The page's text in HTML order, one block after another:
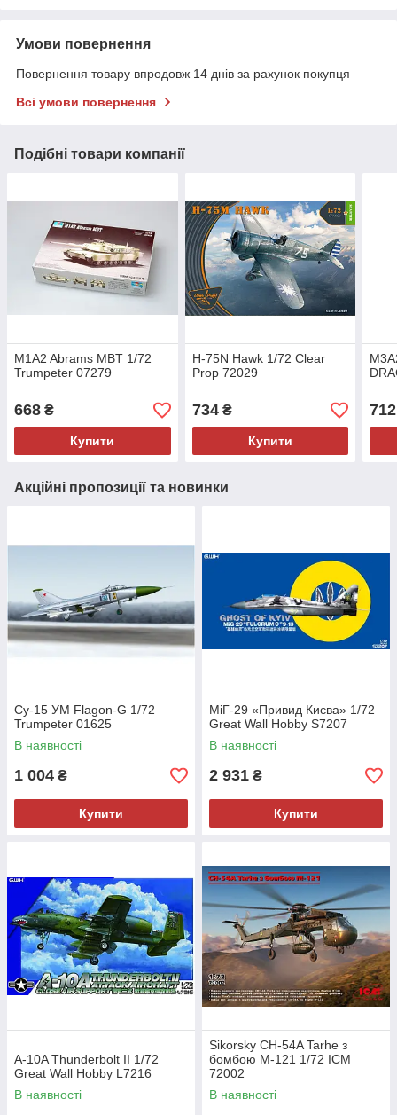
Умови повернення
Повернення товару впродовж 14 днів за рахунок покупця
Всі умови повернення
Подібні товари компанії
M1A2 Abrams MBT 1/72
Trumpeter 07279
668 ₴
Купити
H-75N Hawk 1/72 Clear
Prop 72029
734₴
Купити
712
Акційні пропозиції та новинки
Су-15 УМ Flagon-G 1/72
Trumpeter 01625
В наявності
1 004 ₴
Купити
МіГ-29 «Привид Києва» 1/72
Great Wall Hobby S7207
В наявності
2 931 ₴
Купити
A-10A Thunderbolt II 1/72
Great Wall Hobby L7216
В наявності
Sikorsky CH-54A Tarhe з
бомбою M-121 1/72 ICM
72002
В наявності